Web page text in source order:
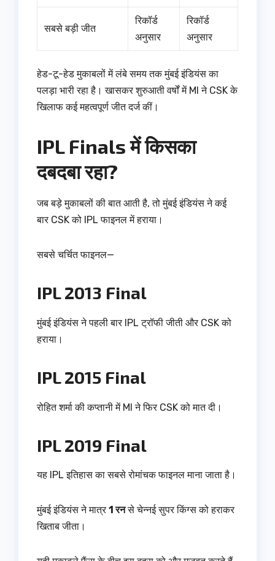
सबसे बड़ी जीत
रिकॉर्ड
अनुसार
रिकॉर्ड
अनुसार
हेड-टू-हेड मुकाबलों में लंबे समय तक मुंबई इंडियंस का
पलड़ा भारी रहा है। खासकर शुरुआती वर्षों में MI ने CSK के
खिलाफ कई महत्वपूर्ण जीत दर्ज कीं।
IPL Finals में किसका
दबदबा रहा?
जब बड़े मुकाबलों की बात आती है, तो मुंबई इंडियंस ने कई
बार CSK को IPL फाइनल में हराया।
सबसे चर्चित फाइनल—
IPL 2013 Final
मुंबई इंडियंस ने पहली बार IPL ट्रॉफी जीती और CSK को
हराया।
IPL 2015 Final
रोहित शर्मा की कप्तानी में MI ने फिर CSK को मात दी।
IPL 2019 Final
यह IPL इतिहास का सबसे रोमांचक फाइनल माना जाता है।
मुंबई इंडियंस ने मात्र 1 रनसे चेन्नई सुपर किंग्स को हराकर
खिताब जीता।